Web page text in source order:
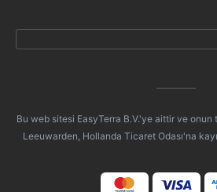
Bu web sitesi EasyTerra B.V.'ye aittir ve
Leeuwarden, Hollanda Ticaret Odası'na